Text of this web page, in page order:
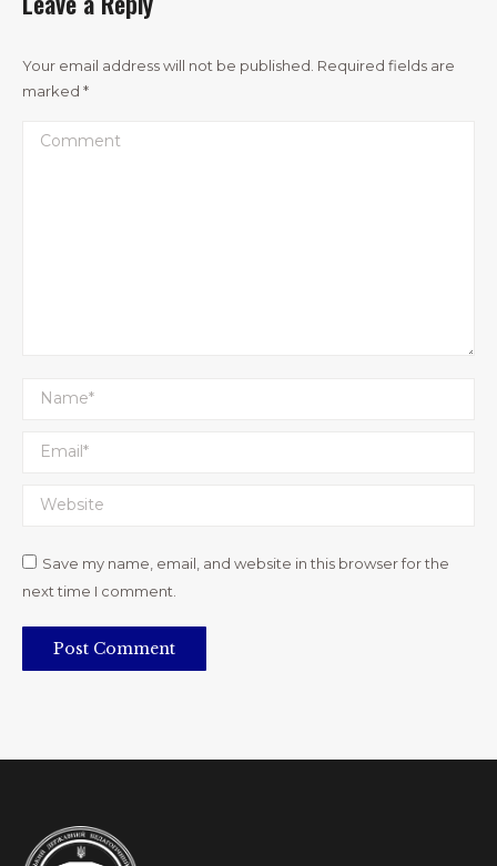
Your email address will not be published. Required fields are
marked *
Comment
Name *
Email *
Website
Save my name, email, and website in this browser for the
next time I comment.
Post Comment